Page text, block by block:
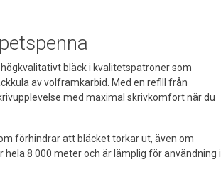
bläck i kvalitetspatroner som
av volframkarbid. Med en refill från
med maximal skrivkomfort när du
förhindrar att bläcket torkar ut, även om
8 000 meter och är lämplig för användning i